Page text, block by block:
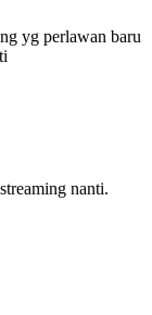
yg perlawan baru
nanti.